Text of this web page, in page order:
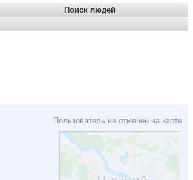
Поиск людей
Пользователь не отмечен на карте